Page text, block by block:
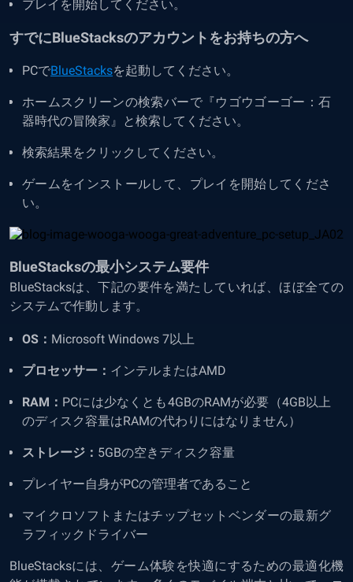
プレイを開始してください。
すでにBlueStacksのアカウントをお持ちの方へ
PCでBlueStacksを起動してください。
ホームスクリーンの検索バーで『ウゴウゴーゴー：石
器時代の冒険家』と検索してください。
検索結果をクリックしてください。
ゲームをインストールして、プレイを開始してくださ
い。
BlueStacksの最小システム要件
BlueStacksは、下記の要件を満たしていれば、ほぼ全ての
システムで作動します。
OS： Microsoft Windows 7以上
プロセッサー： インテルまたはAMD
RAM： PCには少なくとも4GBのRAMが必要（4GB以上
のディスク容量はRAMの代わりにはなりません）
ストレージ： 5GBの空きディスク容量
プレイヤー自身がPCの管理者であること
マイクロソフトまたはチップセットベンダーの最新グ
ラフィックドライバー
BlueStacksには、ゲーム体験を快適にするための最適化機